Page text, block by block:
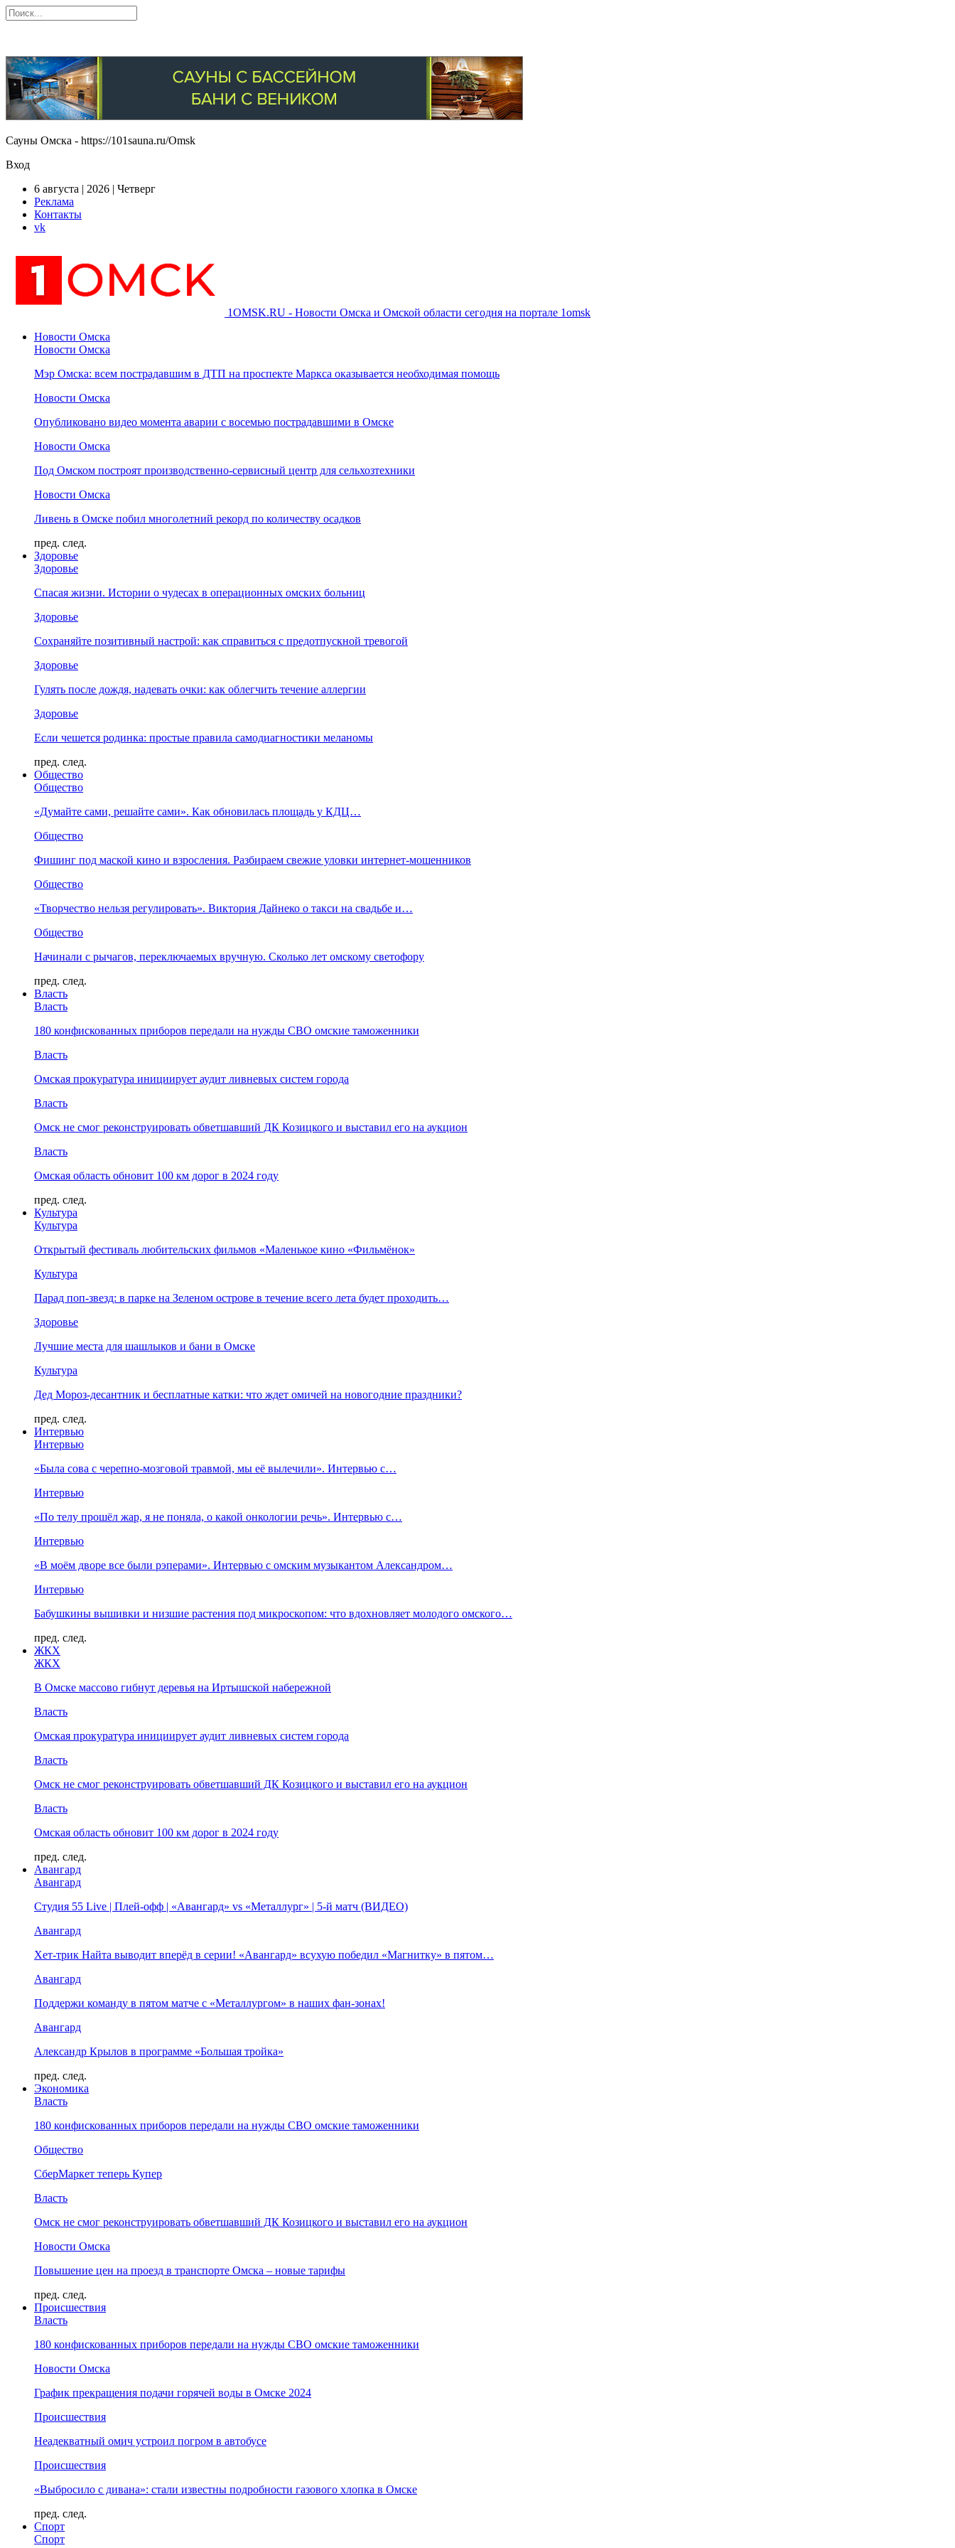
Сауны Омска - https://101sauna.ru/Omsk
Вход
6 августа | 2026 | Четверг
Реклама
Контакты
vk
1OMSK.RU - Новости Омска и Омской области сегодня на портале 1omsk
Новости Омска
Новости Омска
Мэр Омска: всем пострадавшим в ДТП на проспекте Маркса оказывается необходимая помощь
Новости Омска
Опубликовано видео момента аварии с восемью пострадавшими в Омске
Новости Омска
Под Омском построят производственно-сервисный центр для сельхозтехники
Новости Омска
Ливень в Омске побил многолетний рекорд по количеству осадков
пред. след.
Здоровье
Здоровье
Спасая жизни. Истории о чудесах в операционных омских больниц
Здоровье
Сохраняйте позитивный настрой: как справиться с предотпускной тревогой
Здоровье
Гулять после дождя, надевать очки: как облегчить течение аллергии
Здоровье
Если чешется родинка: простые правила самодиагностики меланомы
пред. след.
Общество
Общество
«Думайте сами, решайте сами». Как обновилась площадь у КДЦ…
Общество
Фишинг под маской кино и взросления. Разбираем свежие уловки интернет-мошенников
Общество
«Творчество нельзя регулировать». Виктория Дайнеко о такси на свадьбе и…
Общество
Начинали с рычагов, переключаемых вручную. Сколько лет омскому светофору
пред. след.
Власть
Власть
180 конфискованных приборов передали на нужды СВО омские таможенники
Власть
Омская прокуратура инициирует аудит ливневых систем города
Власть
Омск не смог реконструировать обветшавший ДК Козицкого и выставил его на аукцион
Власть
Омская область обновит 100 км дорог в 2024 году
пред. след.
Культура
Культура
Открытый фестиваль любительских фильмов «Маленькое кино «Фильмёнок»
Культура
Парад поп-звезд: в парке на Зеленом острове в течение всего лета будет проходить…
Здоровье
Лучшие места для шашлыков и бани в Омске
Культура
Дед Мороз-десантник и бесплатные катки: что ждет омичей на новогодние праздники?
пред. след.
Интервью
Интервью
«Была сова с черепно-мозговой травмой, мы её вылечили». Интервью с…
Интервью
«По телу прошёл жар, я не поняла, о какой онкологии речь». Интервью с…
Интервью
«В моём дворе все были рэперами». Интервью с омским музыкантом Александром…
Интервью
Бабушкины вышивки и низшие растения под микроскопом: что вдохновляет молодого омского…
пред. след.
ЖКХ
ЖКХ
В Омске массово гибнут деревья на Иртышской набережной
Власть
Омская прокуратура инициирует аудит ливневых систем города
Власть
Омск не смог реконструировать обветшавший ДК Козицкого и выставил его на аукцион
Власть
Омская область обновит 100 км дорог в 2024 году
пред. след.
Авангард
Авангард
Студия 55 Live | Плей-офф | «Авангард» vs «Металлург» | 5-й матч (ВИДЕО)
Авангард
Хет-трик Найта выводит вперёд в серии! «Авангард» всухую победил «Магнитку» в пятом…
Авангард
Поддержи команду в пятом матче с «Металлургом» в наших фан-зонах!
Авангард
Александр Крылов в программе «Большая тройка»
пред. след.
Экономика
Власть
180 конфискованных приборов передали на нужды СВО омские таможенники
Общество
СберМаркет теперь Купер
Власть
Омск не смог реконструировать обветшавший ДК Козицкого и выставил его на аукцион
Новости Омска
Повышение цен на проезд в транспорте Омска – новые тарифы
пред. след.
Происшествия
Власть
180 конфискованных приборов передали на нужды СВО омские таможенники
Новости Омска
График прекращения подачи горячей воды в Омске 2024
Происшествия
Неадекватный омич устроил погром в автобусе
Происшествия
«Выбросило с дивана»: стали известны подробности газового хлопка в Омске
пред. след.
Спорт
Спорт